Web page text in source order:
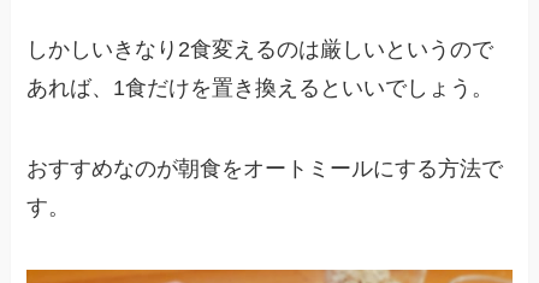
しかしいきなり2食変えるのは厳しいというので
あれば、1食だけを置き換えるといいでしょう。
おすすめなのが朝食をオートミールにする方法で
す。